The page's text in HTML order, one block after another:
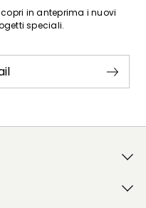
in anteprima i nuovi
speciali.